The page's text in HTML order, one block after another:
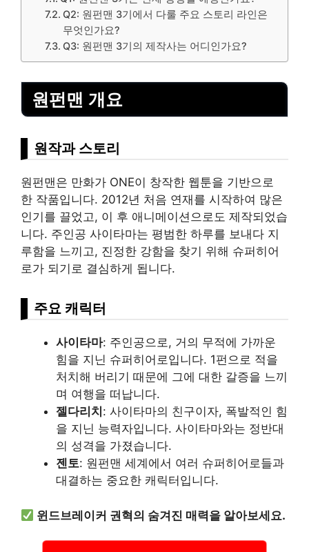
Q2: 원펀맨 3기에서 다룰 주요 스토리 라인은
무엇인가요?
Q3: 원펀맨 3기의 제작사는 어디인가요?
원펀맨 개요
원작과 스토리
원펀맨은 만화가 ONE이 창작한 웹툰을 기반으로
한 작품입니다. 2012년 처음 연재를 시작하여 많은
인기를 끌었고, 이 후 애니메이션으로도 제작되었습
니다. 주인공 사이타마는 평범한 하루를 보내다 지
루함을 느끼고, 진정한 강함을 찾기 위해 슈퍼히어
로가 되기로 결심하게 됩니다.
주요 캐릭터
사이타마: 주인공으로, 거의 무적에 가까운
힘을 지닌 슈퍼히어로입니다. 1펀으로 적을
처치해 버리기 때문에 그에 대한 갈증을 느끼
며 여행을 떠납니다.
젤다리치 : 사이타마의 친구이자, 폭발적인 힘
을 지닌 능력자입니다. 사이타마와는 정반대
의 성격을 가졌습니다.
젠토: 원펀맨 세계에서 여러 슈퍼히어로들과
대결하는 중요한 캐릭터입니다.
윈드브레이커 권혁의 숨겨진 매력을 알아보세요.